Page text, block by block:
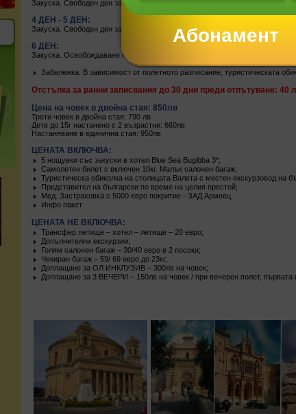
Закуска. Свободен ден за плаж и почивка или възможност за участие в
4 ДЕН - 5 ДЕН:
Закуска. Свободен ден за допълнителни екскурзии.
6 ДЕН:
Закуска. Освобождаване на хотела и трансфер до летището. Директен
Забележка: В зависимост от полетното разписание, туристическата
Отстъпка за ранни записвания до 30 дни преди отпътуване: 40
Цена на човек в двойна стая: 850лв
Трети човек в двойна стая: 790 лв
Дете до 15г настанено с 2 възрастни: 660лв
Настаняване в единична стая: 950лв
ЦЕНАТА ВКЛЮЧВА:
5 нощувки със закуски в хотел Blue Sea Bugibba 3*;
Самолетен билет с включен 10кг. Малък салонен багаж;
Туристическа обиколка на столицата Валета с местен екскурзовод на
Представител на български по време на целия престой;
Мед. Застраховка с 5000 евро покритие - ЗАД Армеец
Инфо пакет
ЦЕНАТА НЕ ВКЛЮЧВА:
Трансфер летище – хотел – летище – 20 евро;
Допълнителни екскурзии;
Голям салонен багаж – 30/40 евро в 2 посоки;
Чекиран багаж – 59/ 69 евро до 23кг;
Доплащане за ОЛ ИНКЛУЗИВ – 300лв на човек;
Доплащане за 3 ВЕЧЕРИ – 150лв на човек / при вечерен полет, първата